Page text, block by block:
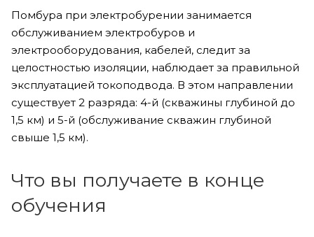
Помбура при электробурении занимается
обслуживанием электробуров и
электрооборудования, кабелей, следит за
целостностью изоляции, наблюдает за правильной
эксплуатацией токоподвода. В этом направлении
существует 2 разряда: 4-й (скважины глубиной до
1,5 км) и 5-й (обслуживание скважин глубиной
свыше 1,5 км).
Что вы получаете в конце
обучения